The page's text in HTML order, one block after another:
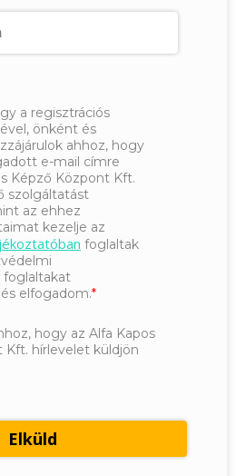
a regisztrációs
önként és
ahhoz, hogy
e-mail címre
Képző Központ Kft.
szolgáltatást
az ehhez
kezelje az
foglaltak
elfogadom.
hogy az Alfa Kapos
Kft. hírlevelet küldjön